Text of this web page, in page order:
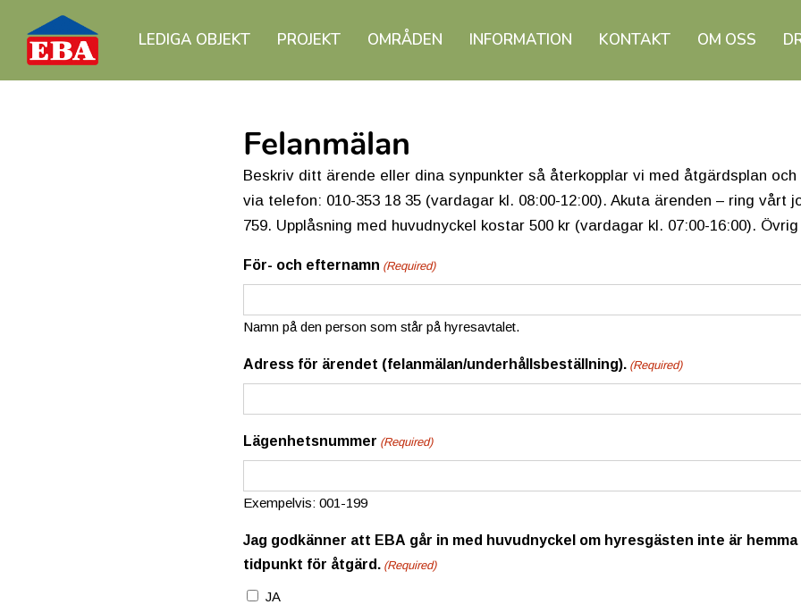
LEDIGA OBJEKT PROJEKT OMRÅDEN INFORMATION KONTAKT OM OSS
Felanmälan
Beskriv ditt ärende eller dina synpunkter så återkopplar vi med åtgärdsplan
via telefon: 010-353 18 35 (vardagar kl. 08:00-12:00). Akuta ärenden – ring vårt
759. Upplåsning med huvudnyckel kostar 500 kr (vardagar kl. 07:00-16:00).
För- och efternamn (Required)
Namn på den person som står på hyresavtalet.
Adress för ärendet (felanmälan/underhållsbeställning). (Required)
Lägenhetsnummer (Required)
Exempelvis: 001-199
Jag godkänner att EBA går in med huvudnyckel om hyresgästen inte är
tidpunkt för åtgärd. (Required)
JA